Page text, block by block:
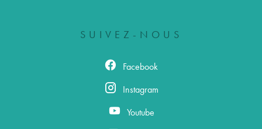
SUIVEZ-NOUS
Facebook
Instagram
Youtube